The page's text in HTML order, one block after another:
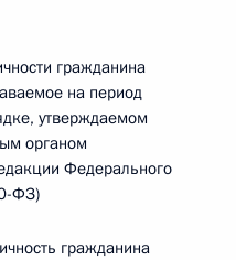
гражданина
на период
утверждаемом
органом
Федерального
ФЗ)
гражданина